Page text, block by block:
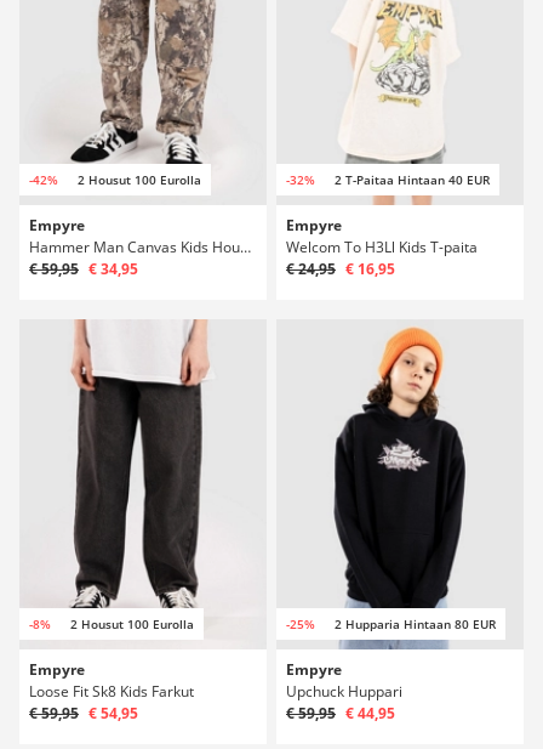
-42% 2 Housut 100 Eurolla
Empyre
Hammer Man Canvas Kids Housut
€ 59,95 € 34,95
-32% 2 T-Paitaa Hintaan 40 EUR
Empyre
Welcom To H3Ll Kids T-paita
€ 24,95 € 16,95
-8% 2 Housut 100 Eurolla
Empyre
Loose Fit Sk8 Kids Farkut
€ 59,95 € 54,95
-25% 2 Hupparia Hintaan 80 EUR
Empyre
Upchuck Huppari
€ 59,95 € 44,95